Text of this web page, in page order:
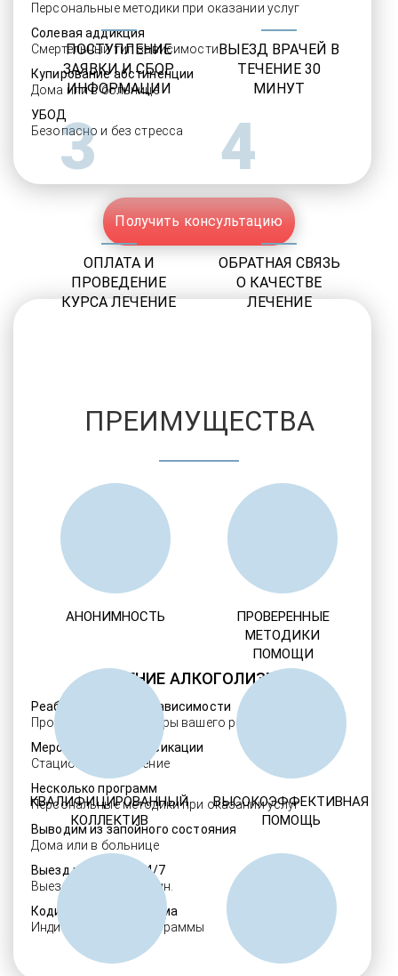
Персональные методики при оказании услуг
Солевая аддикция
Смертельный тип зависимости
Купирование абстиненции
Дома или в больнице
УБОД
Безопасно и без стресса
Получить консультацию
ЛЕЧЕНИЕ АЛКОГОЛИЗМА
Реабилитация алкозависимости
Проверенные ребцентры вашего региона
Мероприятия детоксикации
Стационарное лечение
Несколько программ
Персональные методики при оказании услуг
Выводим из запойного состояния
Дома или в больнице
Выезд нарколога 24/7
Выезд в течение 30 мин.
Кодировка алкоголизма
Индивидуальные программы
ПОСТУПЛЕНИЕ
ЗАЯВКИ И СБОР
ИНФОРМАЦИИ
ВЫЕЗД ВРАЧЕЙ В
ТЕЧЕНИЕ 30
МИНУТ
3
ОПЛАТА И
ПРОВЕДЕНИЕ
КУРСА ЛЕЧЕНИЕ
4
ОБРАТНАЯ СВЯЗЬ
О КАЧЕСТВЕ
ЛЕЧЕНИЕ
ПРЕИМУЩЕСТВА
АНОНИМНОСТЬ
ПРОВЕРЕННЫЕ
МЕТОДИКИ
ПОМОЩИ
КВАЛИФИЦИРОВАННЫЙ
КОЛЛЕКТИВ
ВЫСОКОЭФФЕКТИВНАЯ
ПОМОЩЬ